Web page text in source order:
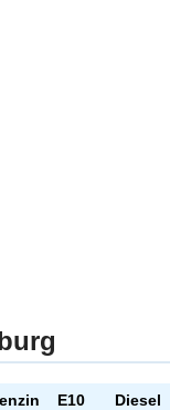
E10 Diesel